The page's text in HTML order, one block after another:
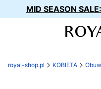
MID SEASON SALE:
royal-shop.pl KOBIETA